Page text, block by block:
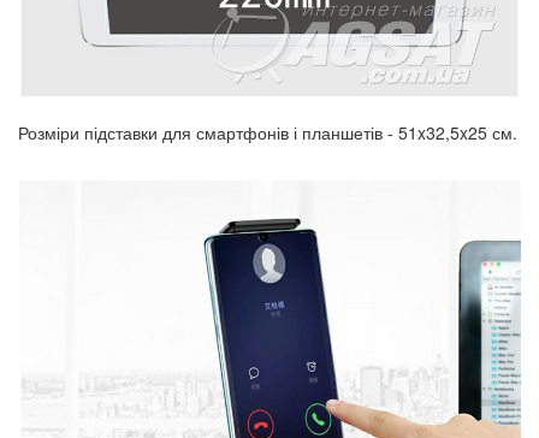
Розміри підставки для смартфонів і планшетів - 51x32,5x25 см.